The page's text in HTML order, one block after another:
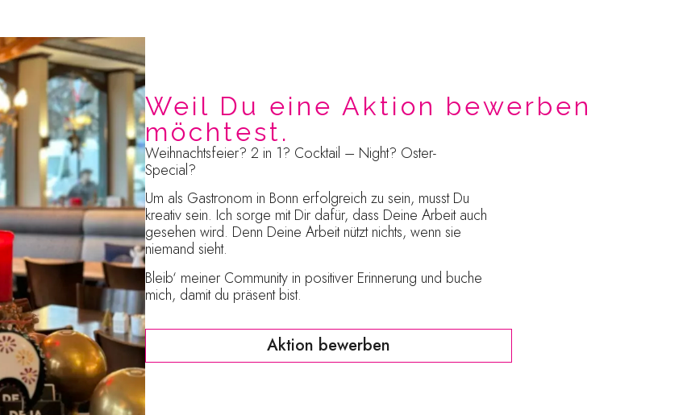
Weil Du eine Aktion bewerben
möchtest.
Weihnachtsfeier? 2 in 1? Cocktail – Night? Oster-
Special?
Um als Gastronom in Bonn erfolgreich zu sein, musst Du
kreativ sein. Ich sorge mit Dir dafür, dass Deine Arbeit auch
gesehen wird. Denn Deine Arbeit nützt nichts, wenn sie
niemand sieht.
Bleib‘ meiner Community in positiver Erinnerung und buche
mich, damit du präsent bist.
Aktion bewerben